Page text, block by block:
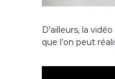
D’ailleurs, la
que l’on peut